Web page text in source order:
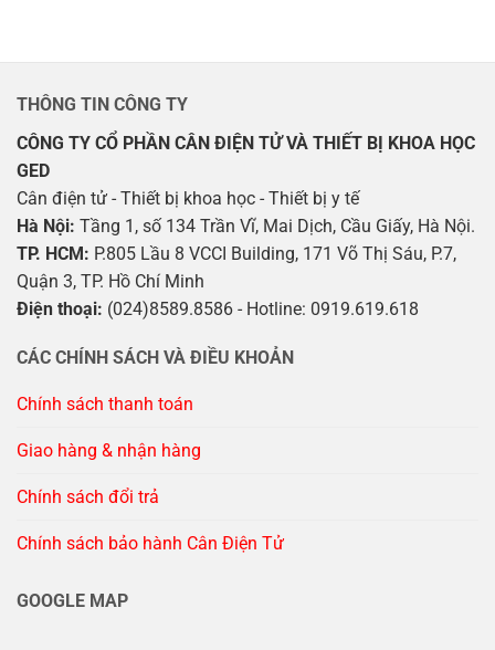
THÔNG TIN CÔNG TY
CÔNG TY CỔ PHẦN CÂN ĐIỆN TỬ VÀ THIẾT BỊ KHOA HỌC
GED
Cân điện tử - Thiết bị khoa học - Thiết bị y tế
Hà Nội: Tầng 1, số 134 Trần Vĩ, Mai Dịch, Cầu Giấy, Hà Nội.
TP. HCM: P.805 Lầu 8 VCCI Building, 171 Võ Thị Sáu, P.7,
Quận 3, TP. Hồ Chí Minh
Điện thoại: (024)8589.8586 - Hotline: 0919.619.618
CÁC CHÍNH SÁCH VÀ ĐIỀU KHOẢN
Chính sách thanh toán
Giao hàng & nhận hàng
Chính sách đổi trả
Chính sách bảo hành Cân Điện Tử
GOOGLE MAP